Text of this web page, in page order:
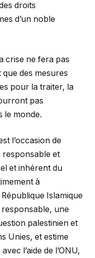
droits
d’un noble
crise ne fera pas
que des mesures
pour la traiter, la
pas
le monde.
l’occasion de
et
et inhérent du
à
Islamique
une
palestinien et
Unies, et estime
l’aide de l’ONU,